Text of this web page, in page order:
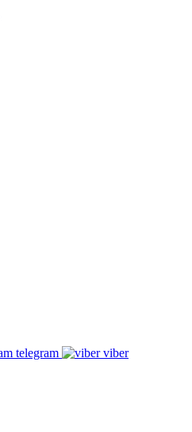
telegram viber